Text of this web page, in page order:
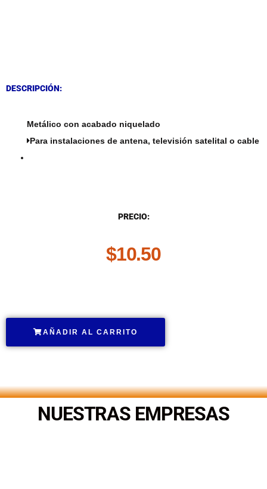
DESCRIPCIÓN:
Metálico con acabado niquelado
Para instalaciones de antena, televisión satelital o cable
PRECIO:
$10.50
AÑADIR AL CARRITO
NUESTRAS EMPRESAS